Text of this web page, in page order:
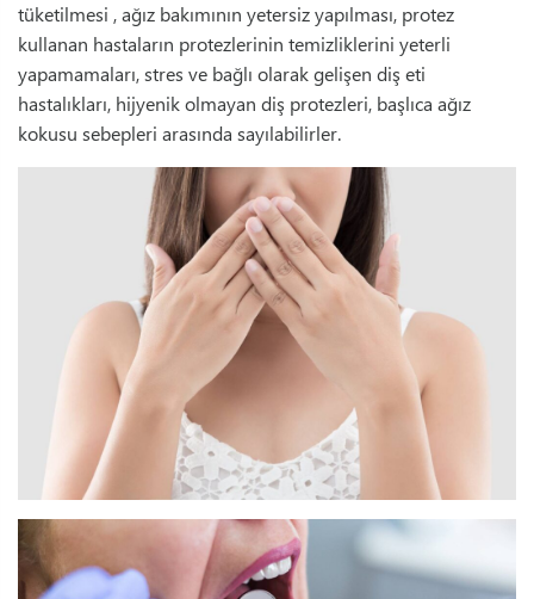
tüketilmesi , ağız bakımının yetersiz yapılması, protez
kullanan hastaların protezlerinin temizliklerini yeterli
yapamamaları, stres ve bağlı olarak gelişen diş eti
hastalıkları, hijyenik olmayan diş protezleri, başlıca ağız
kokusu sebepleri arasında sayılabilirler.